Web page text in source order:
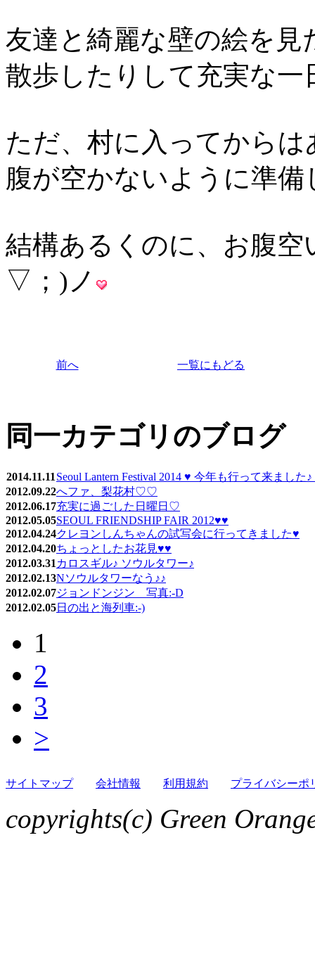
友達と綺麗な壁の絵を
散歩したりして充実な一
ただ、村に入ってから
腹が空かないように準
結構あるくのに、お腹
▽；)ノ
前へ 一覧にもどる
同一カテゴリのブログ
2014.11.11 Seoul Lantern Festival 2014 ♥ 今年も行って来ました
2012.09.22へファ、梨花村♡♡
2012.06.17充実に過ごした日曜日♡
2012.05.05SEOUL FRIENDSHIP FAIR 2012♥♥
2012.04.24クレヨンしんちゃんの試写会に行ってきました♥
2012.04.20ちょっとしたお花見♥♥
2012.03.31 カロスギル♪ ソウルタワー♪
2012.02.13Nソウルタワーなう♪♪
2012.02.07ジョンドンジン 写真:-D
2012.02.05日の出と海列車:-)
1
2
3
>
サイトマップ 会社情報 利用規約 プライバシーポ
copyrights(c) Green